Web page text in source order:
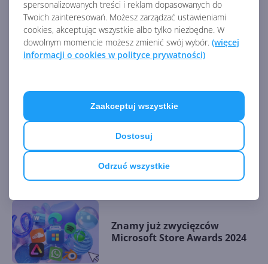
spersonalizowanych treści i reklam dopasowanych do
Twoich zainteresowań. Możesz zarządzać ustawieniami
cookies, akceptując wszystkie albo tylko niezbędne. W
dowolnym momencie możesz zmienić swój wybór. (więcej
informacji o cookies w polityce prywatności)
Odrzuć wszystkie
Dostosuj
Zaakceptuj wszystkie
Store na Windows
Universal Print Anywhere -
funkcja drukowania z
dowolnego miejsca
Znamy już zwycięzców
Microsoft Store Awards 2024